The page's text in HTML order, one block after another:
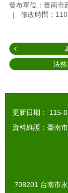
發布單位：臺南市
修改時間：
法
:::
更新日期：
115-
資料維護：臺南
708201 台南市